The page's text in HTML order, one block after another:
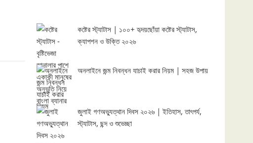
কষ্টের স্ট্যাটাস | ১০০+ হৃদয়ছোঁয়া কষ্টের স্ট্যাটাস,
ক্যাপশন ও উক্তি ২০২৬
অনলাইনে জন্ম নিবন্ধন যাচাই করার নিয়ম | সহজ উপায়
জুলাই গণঅভ্যুত্থান দিবস ২০২৬ | ইতিহাস, তাৎপর্য,
স্ট্যাটাস, ছন্দ ও শুভেচ্ছা